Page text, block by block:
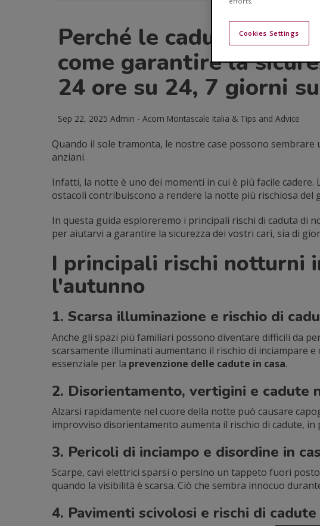
Perché le cadute
come garantire la
24 ore su 24, 7 giorni
Sep 22, 2025 Admin - Acorn Montascale Italia & Tips and Advice
Quando il sole tramonta, le nostre case possono
anziani.
Infatti, la notte è uno dei momenti in cui è più facile cadere.
ostacoli contribuiscono a rendere la notte più rischiosa del
In questa guida esploreremo i principali rischi di caduta di
per aiutarvi a garantire la sicurezza dei vostri cari, sia di
I principali rischi notturni
l'autunno
1. Scarsa illuminazione e rischio di
Anche gli spazi più familiari possono diventare difficili da
scarsamente illuminati aumentano il rischio di inciampare
essenziale per la prevenzione delle cadute in casa.
2. Disorientamento, vertigini e cadute
Alzarsi rapidamente nel cuore della notte può causare
improvviso disorientamento aumenta il rischio di cadute,
3. Pericoli di inciampo e disordine in
Scarpe, cavi elettrici sparsi o persino un tappeto fuori
quando la visibilità è scarsa. Ciò che sembra innocuo
4. Pavimenti scivolosi e rischi di
Cookies Settings